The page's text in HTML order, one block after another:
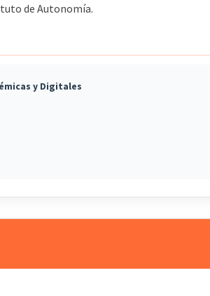
de Autonomía.
y Digitales